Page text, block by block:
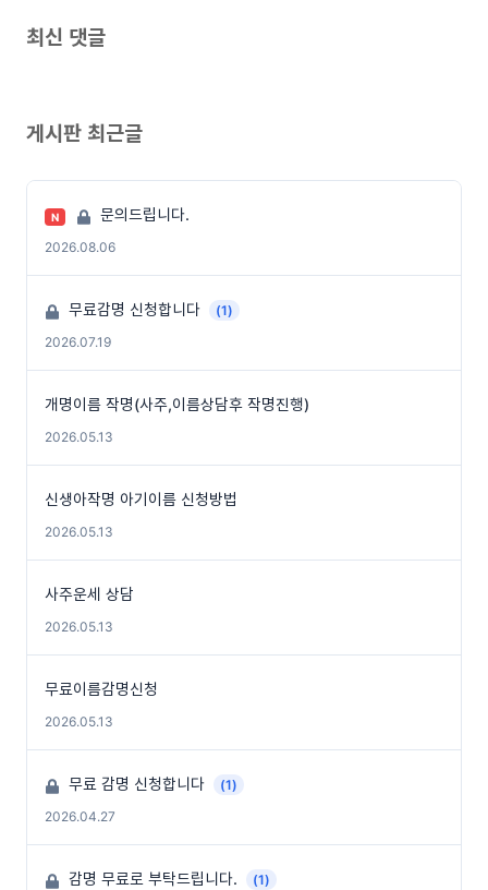
최신 댓글
게시판 최근글
N 문의드립니다.
2026.08.06
무료감명 신청합니다
(1)
2026.07.19
개명이름 작명(사주,이름상담후 작명진행)
2026.05.13
신생아작명 아기이름 신청방법
2026.05.13
사주운세 상담
2026.05.13
무료이름감명신청
2026.05.13
무료 감명 신청합니다
(1)
2026.04.27
감명 무료로 부탁드립니다.
(1)